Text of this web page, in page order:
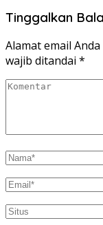
Tinggalkan
Alamat email
wajib ditandai *